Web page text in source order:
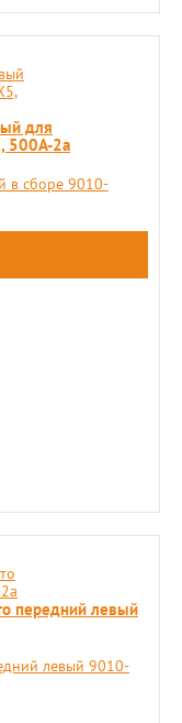
для
500A-2a
в сборе 9010-
передний левый
левый 9010-